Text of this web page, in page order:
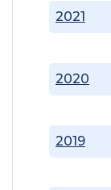
2019
2020
2021